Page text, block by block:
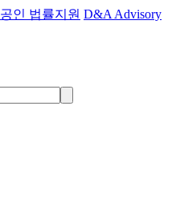
인 법률지원 D&A Advisory